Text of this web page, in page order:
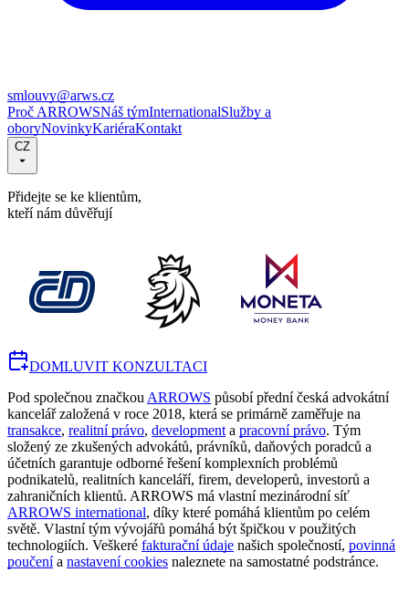
smlouvy@arws.cz
Proč ARROWSNáš týmInternationalSlužby a
oboryNovinkyKariéraKontakt
CZ
Přidejte se ke klientům,
kteří nám důvěřují
DOMLUVIT KONZULTACI
Pod společnou značkou ARROWS působí přední česká advokátní
kancelář založená v roce 2018, která se primárně zaměřuje na
transakce, realitní právo, development a pracovní právo. Tým
složený ze zkušených advokátů, právníků, daňových poradců a
účetních garantuje odborné řešení komplexních problémů
podnikatelů, realitních kanceláří, firem, developerů, investorů a
zahraničních klientů. ARROWS má vlastní mezinárodní síť
ARROWS international, díky které pomáhá klientům po celém
světě. Vlastní tým vývojářů pomáhá být špičkou v použitých
technologiích. Veškeré fakturační údaje našich společností, povinná
poučenía nastavení cookies naleznete na samostatné podstránce.